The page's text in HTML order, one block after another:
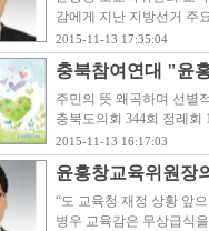
감에게 지난 지방선거 주
2015-11-13 17:35:04
충북참여연대 "윤
주민의 뜻 왜곡하며 선별
충북도의회 344회 정례
2015-11-13 16:17:03
윤홍창교육위원장
“도 교육청 재정 상황 앞
병우 교육감은 무상급식